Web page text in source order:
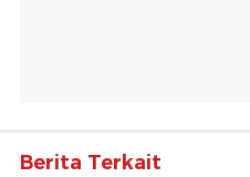
Berita Terkait